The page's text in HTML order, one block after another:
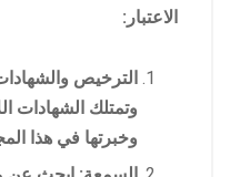
الاعتبار:
الترخيص
وتمتلك الشهادات
وخبرتها في هذا